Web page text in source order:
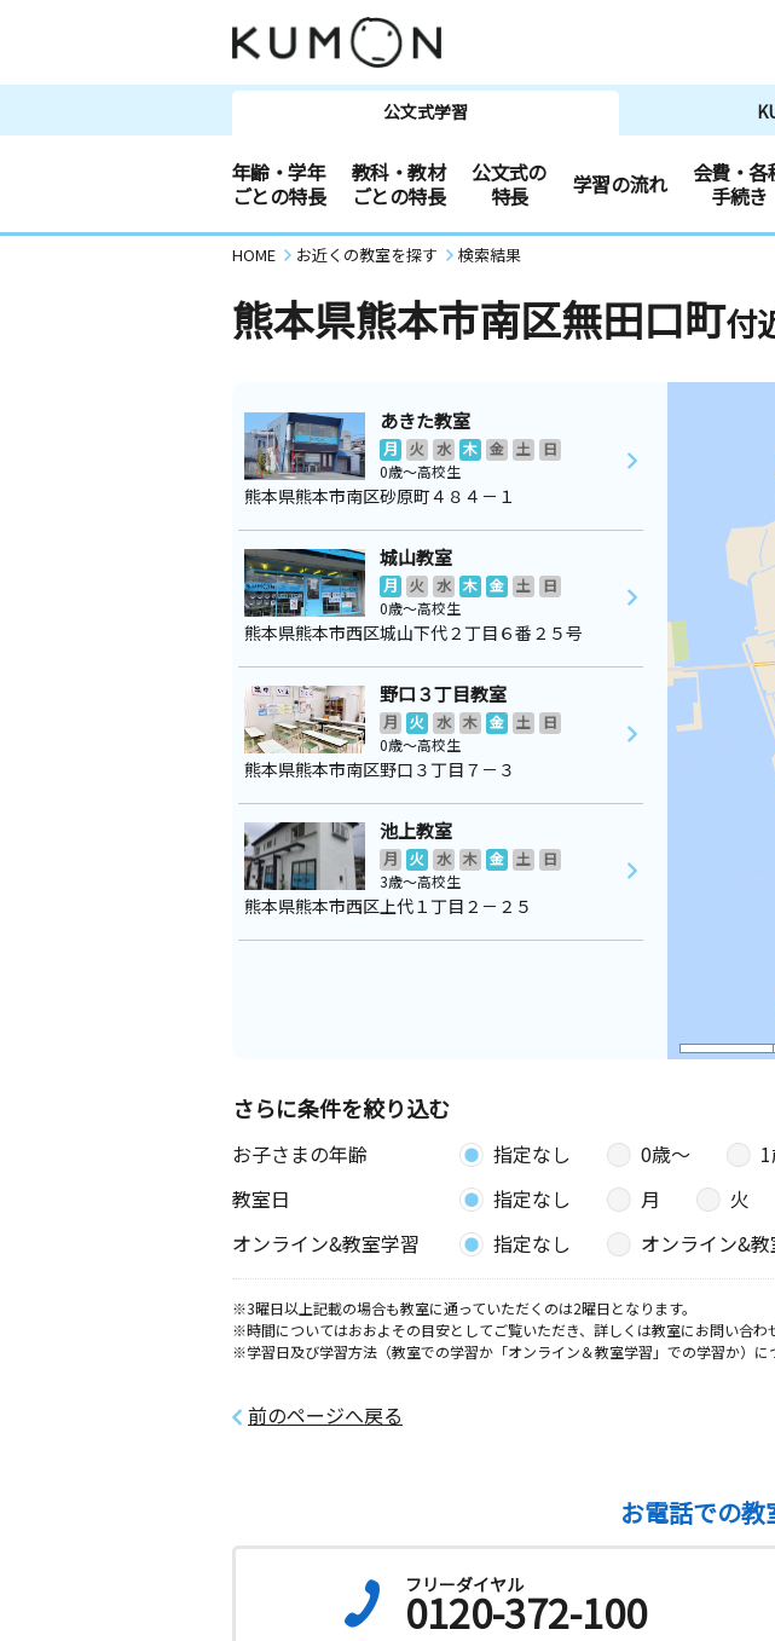
公文式学習
年齢・学年
ごとの特長
教科・教材
ごとの特長
公文式の
特長
学習の流れ
会費・各
手続き
HOME お近くの教室を探す 検索結果
熊本県熊本市南区無田口町付
あきた教室
月 火 水 木 金 土
日
0歳～高校生
熊本県熊本市南区砂原町４８４－１
城山教室
月 火 水 木 金 土
日
0歳～高校生
熊本県熊本市西区城山下代２丁目６番２５号
野口３丁目教室
月 火 水 木 金 土
日
0歳～高校生
熊本県熊本市南区野口３丁目７－３
池上教室
月 火 水 木 金 土
日
3歳～高校生
熊本県熊本市西区上代１丁目２－２５
さらに条件を絞り込む
お子さまの年齢 指定なし 0歳〜
教室日
指定なし 月 火
オンライン&教室学習
指定なし オンライン&
※3曜日以上記載の場合も教室に通っていただくのは2曜日となります。
※時間についてはおおよその目安としてご覧いただき、詳しくは教室にお問い合
※学習日及び学習方法（教室での学習か「オンライン＆教室学習」での学習か）
前のページへ戻る
お電話での教
フリーダイヤル
0120-372-100